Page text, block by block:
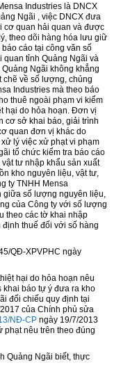
Industries là DNCX
Ngãi , việc DNCX đưa
cơ quan hải quan và được
theo dõi hàng hóa lưu giữ
cáo tại công văn số
quan tỉnh Quảng Ngãi và
Ngãi không khẳng
chẽ về số lượng, chủng
Industries mà theo báo
thuê ngoài phạm vi kiểm
hại do hỏa hoạn. Đơn vị
cơ sở khai báo, giải trình
quan đơn vị khác do
lý việc xử phạt vi phạm
tổ chức kiểm tra báo cáo
tư nhập khẩu sản xuất
kho nguyên liệu, vật tư,
ty TNHH Mensa
giữa số lượng nguyên liệu,
của Công ty với số lượng
theo các tờ khai nhập
thuế đối với số hàng
QĐ-XPVPHC ngày
hại do hỏa hoạn nêu
khai báo tự ý đưa ra kho
đối chiếu quy định tại
của Chính phủ sửa
NĐ-CPngày 19/7/2013
phạt nêu trên theo đúng
Quảng Ngãi biết, thực